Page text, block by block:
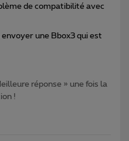
de compatibilité avec
une Bbox3 qui est
réponse » une fois la
!